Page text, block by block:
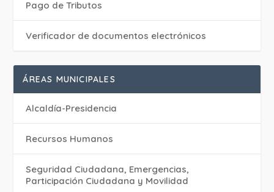
Pago de Tributos
Verificador de documentos electrónicos
ÁREAS MUNICIPALES
Alcaldía-Presidencia
Recursos Humanos
Seguridad Ciudadana, Emergencias,
Participación Ciudadana y Movilidad